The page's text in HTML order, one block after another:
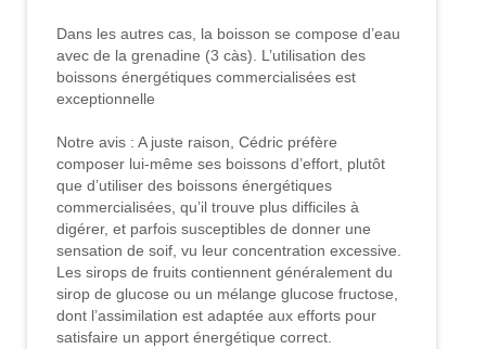
Dans les autres cas, la boisson se compose d’eau
avec de la grenadine (3 càs). L’utilisation des
boissons énergétiques commercialisées est
exceptionnelle
Notre avis : A juste raison, Cédric préfère
composer lui-même ses boissons d’effort, plutôt
que d’utiliser des boissons énergétiques
commercialisées, qu’il trouve plus difficiles à
digérer, et parfois susceptibles de donner une
sensation de soif, vu leur concentration excessive.
Les sirops de fruits contiennent généralement du
sirop de glucose ou un mélange glucose fructose,
dont l’assimilation est adaptée aux efforts pour
satisfaire un apport énergétique correct.